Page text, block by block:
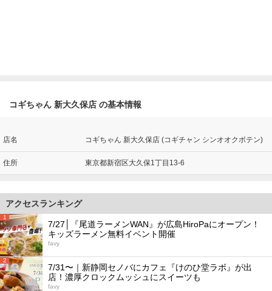
コギちゃん 新大久保店 の基本情報
店名 コギちゃん 新大久保店 (コギチャン シンオオクボテン)
住所 東京都新宿区大久保1丁目13-6
アクセスランキング
1
7/27│『尾道ラーメンWAN』が広島HiroPaにオープン！
キッズラーメン無料イベント開催
favy
2
7/31〜｜新静岡セノバにカフェ『けのひ堂ラボ』が出
店！濃厚クロックムッシュにスイーツも
favy